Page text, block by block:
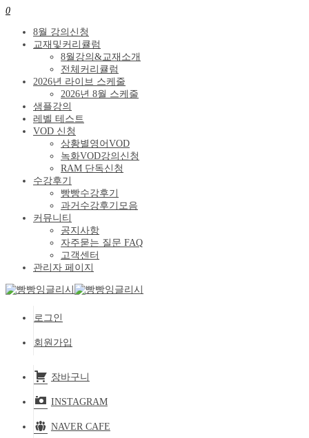
0
8월 강의신청
교재및커리큘럼
8월강의&교재소개
전체커리큘럼
2026년 라이브 스케줄
2026년 8월 스케줄
샘플강의
레벨 테스트
VOD 신청
상황별영어VOD
녹화VOD강의신청
RAM 단독신청
수강후기
빵빵수강후기
과거수강후기모음
커뮤니티
공지사항
자주묻는 질문 FAQ
고객센터
관리자 페이지
로그인
회원가입
장바구니
INSTAGRAM
NAVER CAFE